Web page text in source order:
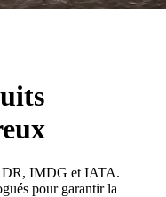
IMDG et IATA.
pour garantir la